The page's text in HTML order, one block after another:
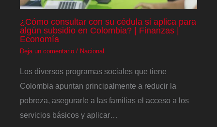
¿Cómo consultar con su cédula si aplica para
algún subsidio en Colombia? | Finanzas |
Economía
Deja un comentario / Nacional
Los diversos programas sociales que tiene
Colombia apuntan principalmente a reducir la
pobreza, asegurarle a las familias el acceso a los
servicios básicos y aplicar…